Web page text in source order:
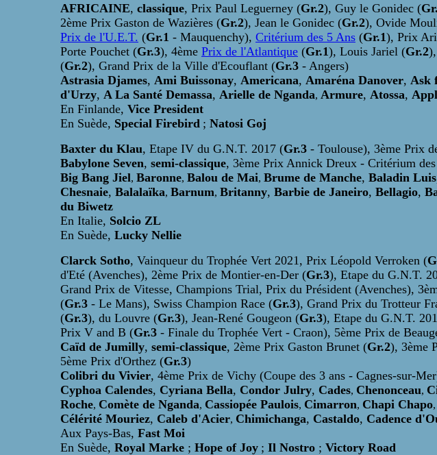
AFRICAINE, classique, Prix Paul Leguerney (Gr.2), Guy le Gonidec (
2ème Prix Gaston de Wazières (Gr.2), Jean le Gonidec (Gr.2), Ovide
Prix de l'U.E.T. (Gr.1 - Mauquenchy), Critérium des 5 Ans (Gr.1), Prix
Porte Pouchet (Gr.3), 4ème Prix de l'Atlantique (Gr.1), Louis Jariel (Gr.2
(Gr.2), Grand Prix de la Ville d'Ecouflant (Gr.3 - Angers)
Astrasia Djames, Ami Buissonay, Americana, Amaréna Danover, Ask
d'Urzy, A La Santé Demassa, Arielle de Nganda, Armure, Atossa,
En Finlande, Vice President
En Suède, Special Firebird ; Natosi Goj
Baxter du Klau, Etape IV du G.N.T. 2017 (Gr.3 - Toulouse), 3ème Prix
Babylone Seven, semi-classique, 3ème Prix Annick Dreux - Critérium
Big Bang Jiel, Baronne, Balou de Mai, Brume de Manche, Baladin Luis
Chesnaie, Balalaïka, Barnum, Britanny, Barbie de Janeiro, Bellagio,
du Biwetz
En Italie, Solcio ZL
En Suède, Lucky Nellie
Clarck Sotho, Vainqueur du Trophée Vert 2021, Prix Léopold Verroken (
d'Eté (Avenches), 2ème Prix de Montier-en-Der (Gr.3), Etape du G.N.T.
Grand Prix de Vitesse, Champions Trial, Prix du Président (Avenches),
(Gr.3 - Le Mans), Swiss Champion Race (Gr.3), Grand Prix du Trotteur
(Gr.3), du Louvre (Gr.3), Jean-René Gougeon (Gr.3), Etape du G.N.T.
Prix V and B (Gr.3 - Finale du Trophée Vert - Craon), 5ème Prix de
Caïd de Jumilly, semi-classique, 2ème Prix Gaston Brunet (Gr.2), 3ème
5ème Prix d'Orthez (Gr.3)
Colibri du Vivier, 4ème Prix de Vichy (Coupe des 3 ans - Cagnes-sur-
Cyphoa Calendes, Cyriana Bella, Condor Julry, Cades, Chenonceau,
Roche, Comète de Nganda, Cassiopée Paulois, Cimarron, Chapi Chapo,
Célérité Mouriez, Caleb d'Acier, Chimichanga, Castaldo, Cadence
Aux Pays-Bas, Fast Moi
En Suède, Royal Marke ; Hope of Joy ; Il Nostro ; Victory Road